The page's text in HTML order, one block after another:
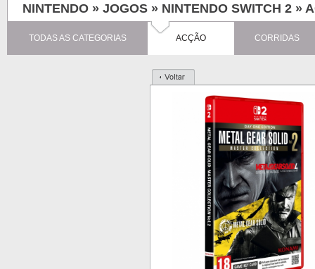
NINTENDO » JOGOS » NINTENDO SWITCH 2 »
TODAS AS CATEGORIAS ACÇÃO CORRIDAS